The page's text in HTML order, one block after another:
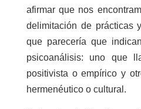
afirmar que nos
delimitación de prácticas
que parecería que
psicoanálisis: uno que
positivista o empírico y
hermenéutico o cultural.